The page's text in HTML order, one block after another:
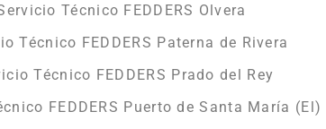
Técnico FEDDERS Olvera
Técnico FEDDERS Paterna de Rivera
Técnico FEDDERS Prado del Rey
FEDDERS Puerto de Santa María (El)